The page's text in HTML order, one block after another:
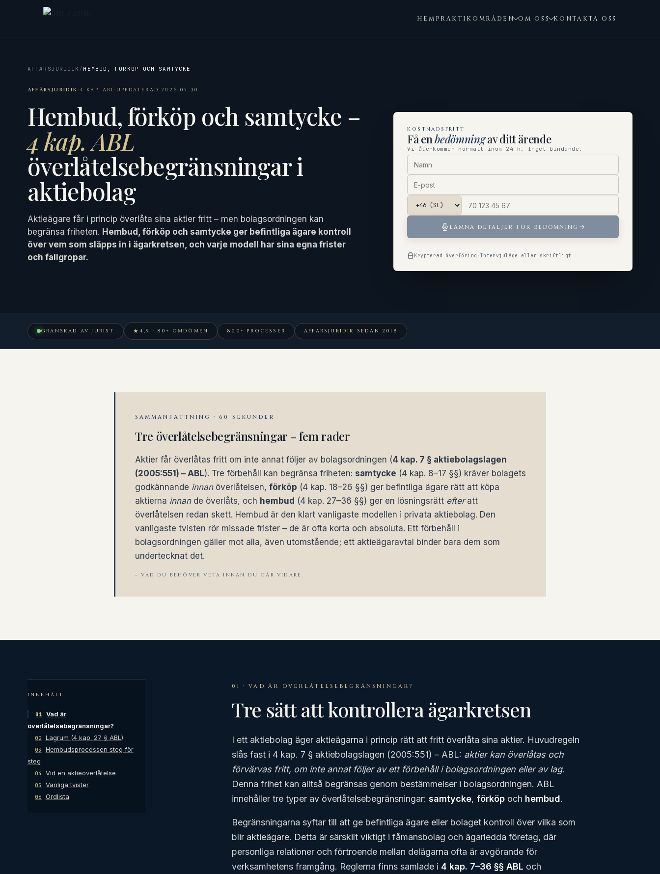
HEM PRAKTIKOMRÅDEN OM OSS KONTAKTA OSS
AFFÄRSJURIDIK / HEMBUD, FÖRKÖP OCH SAMTYCKE
AFFÄRSJURIDIK · 4 KAP. ABL· UPPDATERAD 2026-05-30
Hembud, förköp och samtycke –
4 kap. ABL
överlåtelsebegränsningar i
aktiebolag
Aktieägare får i princip överlåta sina aktier fritt – men bolagsordningen kan
begränsa friheten. Hembud, förköp och samtycke ger befintliga ägare kontroll
över vem som släpps in i ägarkretsen, och varje modell har sina egna frister
och fallgropar.
KOSTNADSFRITT
Få enbedömningav ditt ärende
Vi återkommer normalt inom 24 h. Inget bindande.
LÄMNA DETALJER FÖR BEDÖMNING
Krypterad överföring · Intervjuläge eller skriftligt
GRANSKAD AV JURIST ★ 4,9 · 80+ OMDÖMEN 800+ PROCESSER AFFÄRSJURIDIK SEDAN 2018
SAMMANFATTNING · 60 SEKUNDER
Tre överlåtelsebegränsningar – fem rader
Aktier får överlåtas fritt om inte annat följer av bolagsordningen (4 kap. 7 § aktiebolagslagen
(2005:551) – ABL). Tre förbehåll kan begränsa friheten: samtycke (4 kap. 8–17 §§) kräver bolagets
godkännande innanöverlåtelsen, förköp (4 kap. 18–26 §§) ger befintliga ägare rätt att köpa
aktierna innande överlåts, och hembud (4 kap. 27–36 §§) ger en lösningsrätt efteratt
överlåtelsen redan skett. Hembud är den klart vanligaste modellen i privata aktiebolag. Den
vanligaste tvisten rör missade frister – de är ofta korta och absoluta. Ett förbehåll i
bolagsordningen gäller mot alla, även utomstående; ett aktieägaravtal binder bara dem som
undertecknat det.
– VAD DU BEHÖVER VETA INNAN DU GÅR VIDARE
INNEHÅLL
01
Vad är
överlåtelsebegränsningar?
02 Lagrum (4 kap. 27 § ABL)
03
Hembudsprocessen steg för
steg
04 Vid en aktieöverlåtelse
05 Vanliga tvister
06 Ordlista
01 · VAD ÄR ÖVERLÅTELSEBEGRÄNSNINGAR?
Tre sätt att kontrollera ägarkretsen
I ett aktiebolag äger aktieägarna i princip rätt att fritt överlåta sina aktier. Huvudregeln
slås fast i 4 kap. 7 § aktiebolagslagen (2005:551) – ABL: aktier kan överlåtas och
förvärvas fritt, om inte annat följer av ett förbehåll i bolagsordningen eller av lag.
Denna frihet kan alltså begränsas genom bestämmelser i bolagsordningen. ABL
innehåller tre typer av överlåtelsebegränsningar: samtycke, förköp och hembud.
Begränsningarna syftar till att ge befintliga ägare eller bolaget kontroll över vilka som
blir aktieägare. Detta är särskilt viktigt i fåmansbolag och ägarledda företag, där
personliga relationer och förtroende mellan delägarna ofta är avgörande för
verksamhetens framgång. Reglerna finns samlade i 4 kap. 7–36 §§ ABL och